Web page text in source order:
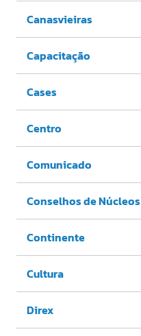
Canasvieiras
Capacitação
Cases
Centro
Comunicado
Conselhos de Núcleos
Continente
Cultura
Direx